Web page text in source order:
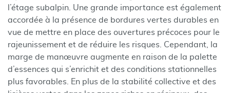
l’étage subalpin. Une grande importance est également
accordée à la présence de bordures vertes durables en
vue de mettre en place des ouvertures précoces pour le
rajeunissement et de réduire les risques. Cependant, la
marge de manœuvre augmente en raison de la palette
d’essences qui s’enrichit et des conditions stationnelles
plus favorables. En plus de la stabilité collective et des